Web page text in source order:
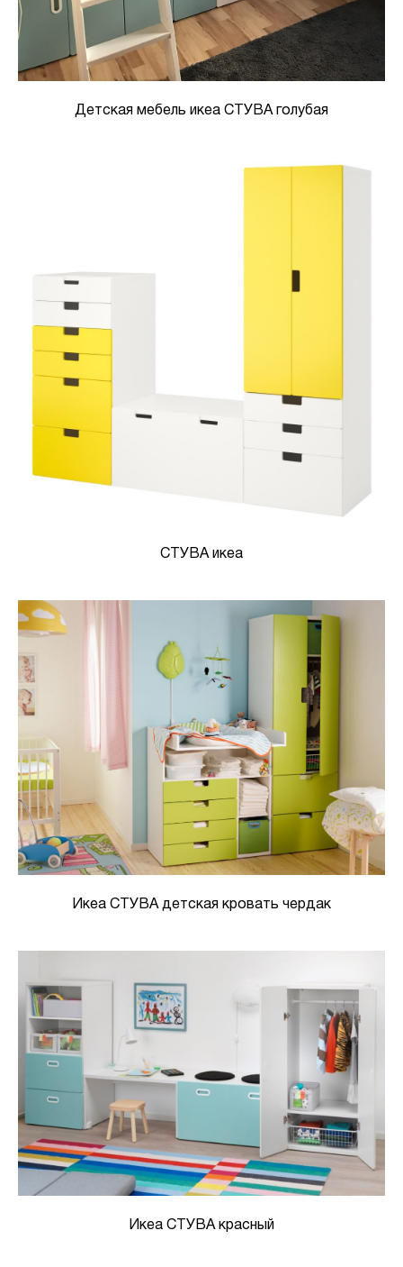
Детская мебель икеа СТУВА голубая
СТУВА икеа
Икеа СТУВА детская кровать чердак
Икеа СТУВА красный